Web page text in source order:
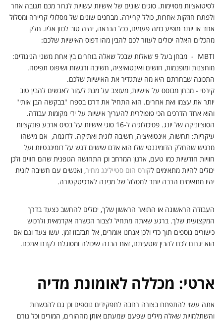
לסיטואציות מסויימות. סוגים שונים של אישיות עשויות לגרור מכם תגובה אחר
ולפתח חוזקות אחרות, כולל קריירה. מבחנים שונים של מסלולי קריירה ומסלול
אחד או יותר מופיע כמה פעמים, ככל הנראה, יהיה טוב לכוון אליו. חלק
מהכלים האלה יכולים לעזור לכם להבין מהו דפוס האישיות שלכם:
MBTI - מבחן בעל 9 שאלות שבכל שאלה בוחרים בין אחת משני הניגודים:
מוחצנות ומופנמות, חושים ואינטואיציה, חשיבה ורגשות ושיפוט תפיסה.
התכונה שבחרתם היא מה שתגדיר את האישיות שלכם.
קירסי - מבחן מבוסס על אישיות, מעוצב על מנת לעזור לאנשים להבין טוב
יותר את עצמו ואת אחרים. הוא התחיל את דרכו בספרו "בבקשה הבן אותי"
והוא אחד הדרכים הכי פופולרית להעריך אישיות על ידי מקומות עבודה.
הסוציוניקה של יונג. פסיכולוגיה ל-16 סוגי אישיות על בסיס ארבע פונקציות
עיקריות: תחשוה, אינטואיציה, חשיבה לוגית ואתיקה. לדוגמה, אם מישהו
מרגיש שהחלק הדומיננטי שלו הוא אדם שישים דגש על דומיננטיות ועל
חוויות חודשיות כמו טעם, ארגון המרחב וכן התחושה הגופנית שהם חווים ולכן
יכולים להיות מתאימים לקורס הום סטיילינג מחיר, ואנשים עם חשיבה לוגית
יהיו מתאימים הרבה יותר למסלול של מכינה לארכיטקטורה.
העבודה הראשונה או התואר הראשון שלך, יכולים להחשב כצעד בדרך
המקצועית שלך. ברגע שאתה מתחיל לצבור הכשרה אקדמאית ולרכוש
כישורים נוספים תוך כדי ולכן אנחנו אומרים, אל תבזבזו זמן. עשו צעד וגם אם
הוא יגרום לכם להבין שטעיתם, זאת הבנה שיכולה ומסוגלת לקדם אתכם.
ארטי: מכללה לאומונת מדיה
אתה עשוי להתפתח בצורה רחבה לתפקידים נוספים וכן גם להכשרות
והשתלמויות שאלה מילים שפעם שמעתם אותן מההורים, המורים וכל גורם